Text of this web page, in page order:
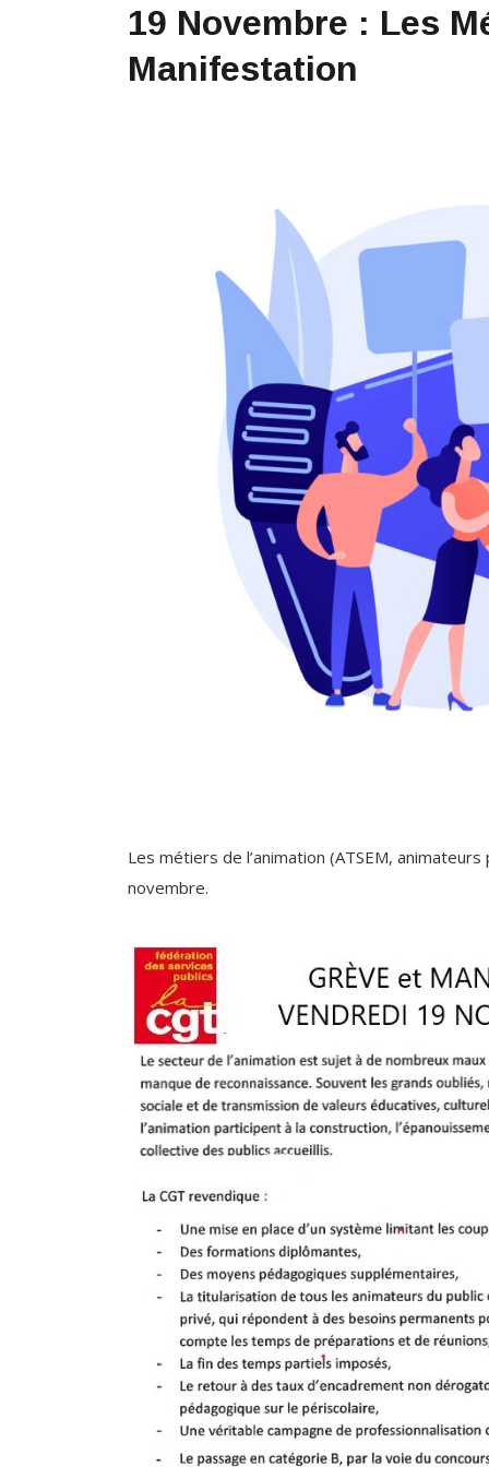
19 Novembre : Les
Manifestation
Les métiers de l’animation (ATSEM,
novembre.